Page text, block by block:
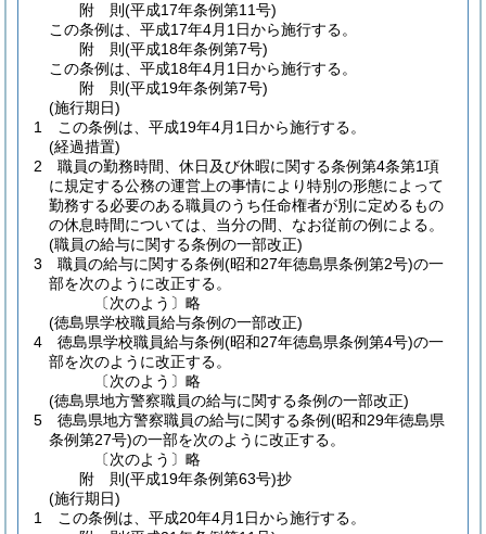
附 則(平成17年条例第11号)
この条例は、平成17年4月1日から施行する。
附 則(平成18年条例第7号)
この条例は、平成18年4月1日から施行する。
附 則(平成19年条例第7号)
(施行期日)
1
この条例は、平成19年4月1日から施行する。
(経過措置)
2
職員の勤務時間、休日及び休暇に関する条例第4条第1項
に規定する公務の運営上の事情により特別の形態によって
勤務する必要のある職員のうち任命権者が別に定めるもの
の休息時間については、当分の間、なお従前の例による。
(職員の給与に関する条例の一部改正)
3
職員の給与に関する条例(昭和27年徳島県条例第2号)の一
部を次のように改正する。
〔次のよう〕略
(徳島県学校職員給与条例の一部改正)
4
徳島県学校職員給与条例(昭和27年徳島県条例第4号)の一
部を次のように改正する。
〔次のよう〕略
(徳島県地方警察職員の給与に関する条例の一部改正)
5
徳島県地方警察職員の給与に関する条例(昭和29年徳島県
条例第27号)の一部を次のように改正する。
〔次のよう〕略
附 則(平成19年条例第63号)抄
(施行期日)
1
この条例は、平成20年4月1日から施行する。